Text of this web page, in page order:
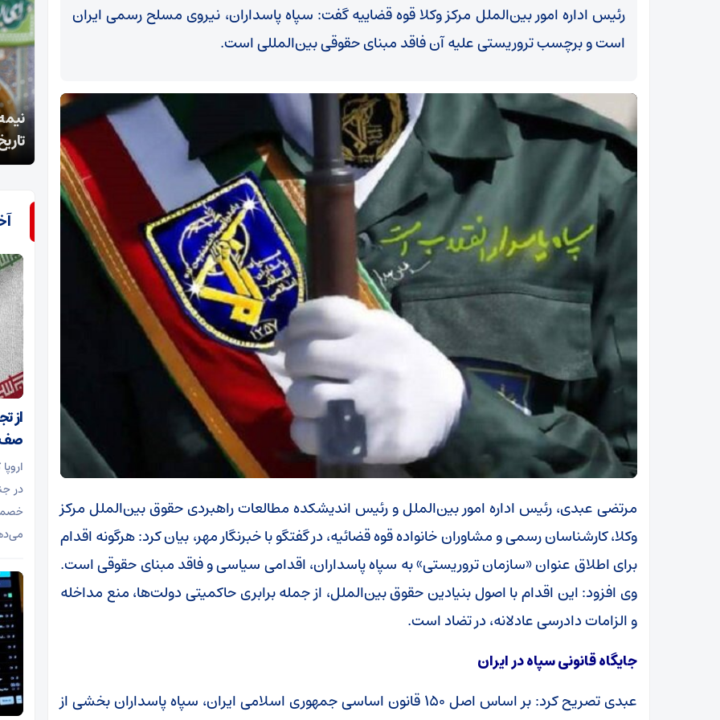
رئیس اداره امور بین‌الملل مرکز وکلا قوه قضاییه گفت: سپاه پاسداران، نیروی مسلح رسمی ایران
است و برچسب تروریستی علیه آن فاقد مبنای حقوقی بین‌المللی است.
مرتضی عبدی، رئیس اداره امور بین‌الملل و رئیس اندیشکده مطالعات راهبردی حقوق بین‌الملل مرکز
وکلا، کارشناسان رسمی و مشاوران خانواده قوه قضائیه، در گفتگو با خبرنگار مهر، بیان کرد: هرگونه اقدام
برای اطلاق عنوان «سازمان تروریستی» به سپاه پاسداران، اقدامی سیاسی و فاقد مبنای حقوقی است.
وی افزود: این اقدام با اصول بنیادین حقوق بین‌الملل، از جمله برابری حاکمیتی دولت‌ها، منع مداخله
و الزامات دادرسی عادلانه، در تضاد است.
جایگاه قانونی سپاه در ایران
عبدی تصریح کرد: بر اساس اصل ۱۵۰ قانون اساسی جمهوری اسلامی ایران، سپاه پاسداران بخشی از
خیز دولت برای آزادسازی ارز با شارژ 70 همتی/عبور
بانک از نگاه سنتی
نیمه شعبان نماد امتداد امامت و مسئولیت‌آفرینی در
تاریخ اسلام است
از
صف
در